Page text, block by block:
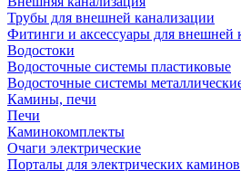
Трубы для внешней канализации
Фитинги и аксессуары для внешней
Водостоки
Водосточные системы пластиковые
Водосточные системы
Камины, печи
Печи
Каминокомплекты
Очаги электрические
Порталы для электрических каминов